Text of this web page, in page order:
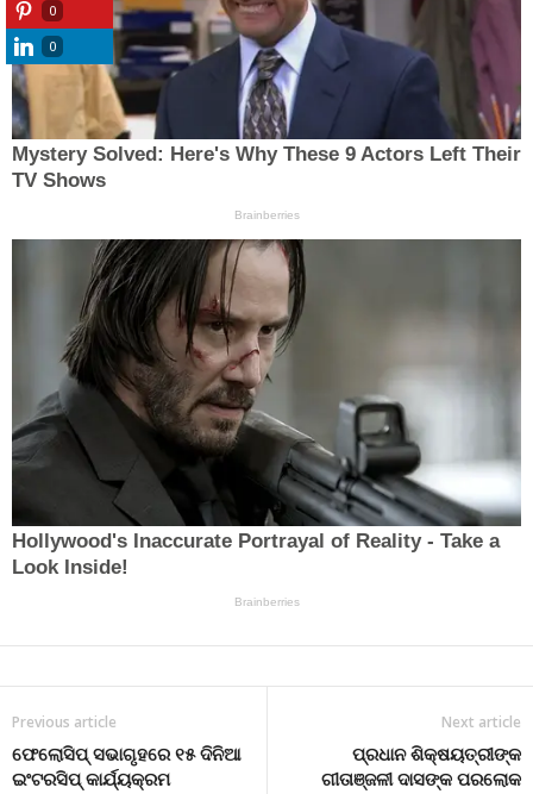
Previous article
ଫେଲୋସିପ୍ ସଭାଗୃହରେ ୧୫ ଦିନିଆ
ଇଂଟରସିପ୍ କାର୍ଯ୍ୟକ୍ରମ
Next article
ପ୍ରଧାନ ଶିକ୍ଷୟତ୍ରୀଙ୍କ
ଗୀତାଞ୍ଜଳୀ ଦାସଙ୍କ ପରଲୋକ
0
0